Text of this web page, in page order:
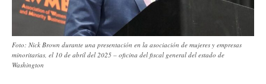
Foto: Nick Brown durante una presentación en la asociación de mujeres y empresas
minoritarias, el 10 de abril del 2025 – oficina del fiscal general del estado de
Washington